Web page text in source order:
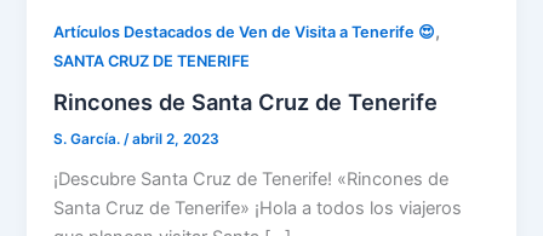
Artículos Destacados de Ven de Visita a Tenerife 😍,
SANTA CRUZ DE TENERIFE
Rincones de Santa Cruz de Tenerife
S. García./abril 2, 2023
¡Descubre Santa Cruz de Tenerife! «Rincones de
Santa Cruz de Tenerife» ¡Hola a todos los viajeros